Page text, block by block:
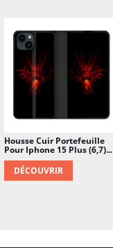
Housse Cuir Portefeuille
Pour Iphone 15 Plus (6,7)...
DÉCOUVRIR